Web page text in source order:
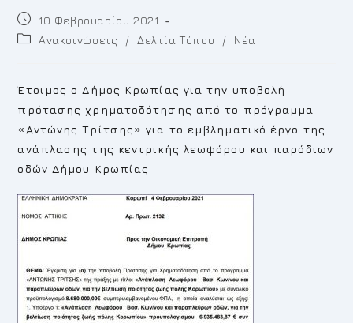
Post
published:
10 Φεβρουαρίου 2021
PostΑνακοινώσεις / Δελτία Τύπου / Νέα
Έτοιμος ο Δήμος Κρωπίας για την υποβολή
πρότασης χρηματοδότησης από το πρόγραμμα
«Αντώνης Τρίτσης» για το εμβληματικό έργο της
ανάπλασης της κεντρικής λεωφόρου και παρόδιων
οδών Δήμου Κρωπίας